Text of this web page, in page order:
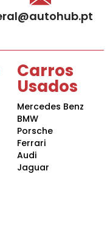
Carros
Usados
Mercedes Benz
BMW
Porsche
Ferrari
Audi
Jaguar